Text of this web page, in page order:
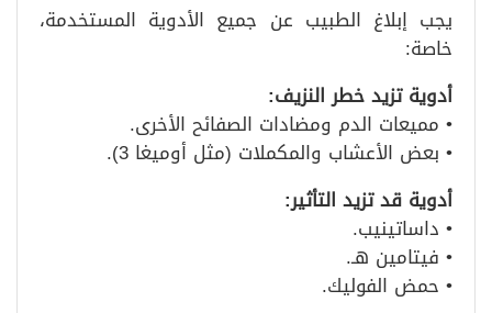
يجب إبلاغ الطبيب عن جميع الأدوية المستخدمة،
خاصة:
أدوية تزيد خطر النزيف:
• مميعات الدم ومضادات الصفائح الأخرى.
• بعض الأعشاب والمكملات (مثل أوميغا 3).
أدوية قد تزيد التأثير:
• داساتينيب.
• فيتامين هـ.
• حمض الفوليك.